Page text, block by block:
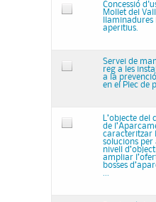
Concessió
Mollet del
aperitius.
Servei de
reg a les
a la
en el Plec de
L’objecte
de
caracteritzar
solucions per
nivell
ampliar
bosses